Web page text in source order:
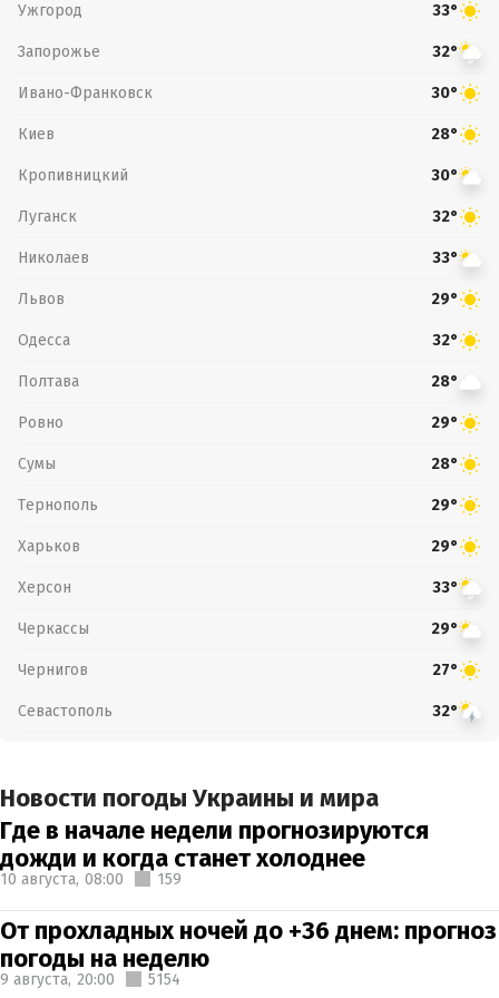
Ужгород 33°
Запорожье 32°
Ивано-Франковск 30°
Киев 28°
Кропивницкий 30°
Луганск 32°
Николаев 33°
Львов 29°
Одесса 32°
Полтава 28°
Ровно 29°
Сумы 28°
Тернополь 29°
Харьков 29°
Херсон 33°
Черкассы 29°
Чернигов 27°
Севастополь 32°
Новости погоды Украины и мира
Где в начале недели прогнозируются
дожди и когда станет холоднее
10 августа, 08:00 159
От прохладных ночей до +36 днем: прогноз
погоды на неделю
9 августа, 20:00 5154